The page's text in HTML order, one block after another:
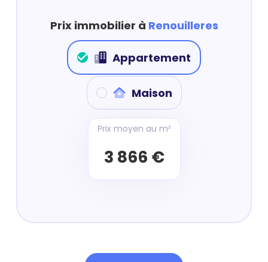
Prix immobilier à Renouilleres
Appartement
Maison
Prix moyen au m²
3 866 €